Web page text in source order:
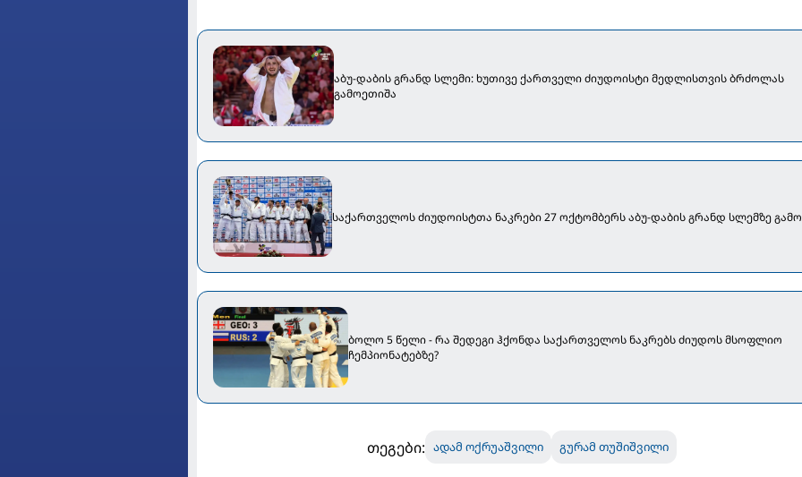
აბუ-დაბის გრანდ სლემი: ხუთივე ქართველი ძიუდოისტი მედლისთვის ბრძოლას
გამოეთიშა
საქართველოს ძიუდოისტთა ნაკრები 27 ოქტომბერს აბუ-დაბის გრანდ სლემზე
ბოლო 5 წელი - რა შედეგი ჰქონდა საქართველოს ნაკრებს ძიუდოს მსოფლიო
ჩემპიონატებზე?
თეგები: ადამ ოქრუაშვილი გურამ თუშიშვილი